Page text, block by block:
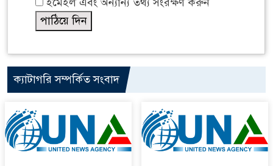
ক্যাটাগরি সম্পর্কিত সংবাদ